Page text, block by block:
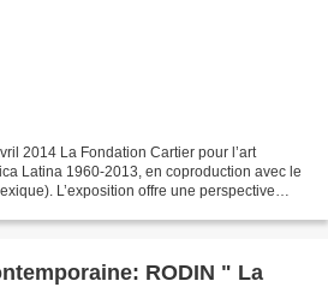
2014 La Fondation Cartier pour l’art
Latina 1960-2013, en coproduction avec le
L’exposition offre une perspective
RODIN " La